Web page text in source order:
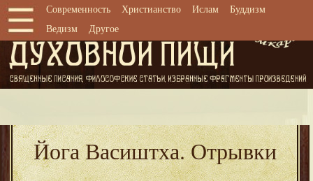
Современность
Христианство
Буддизм
Ведизм
Другое
Современность Христианство Ислам
Буддизм
Ведизм
Другое
Йога Васиштха. Отрывки